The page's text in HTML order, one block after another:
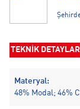
TEKNİK DETAYLAR
Materyal:
48% Modal; 46%